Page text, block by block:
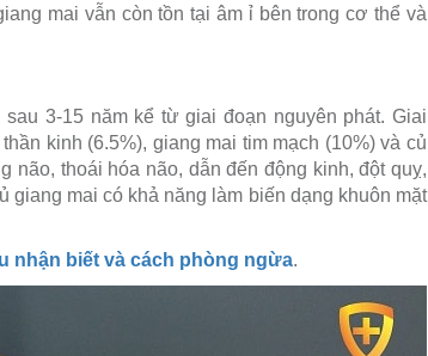
mai vẫn còn tồn tại âm ỉ bên trong cơ thể và
3-15 năm kể từ giai đoạn nguyên phát. Giai
kinh (6.5%), giang mai tim mạch (10%) và củ
não, thoái hóa não, dẫn đến động kinh, đột quỵ,
giang mai có khả năng làm biến dạng khuôn mặt
nhận biết và cách phòng ngừa.